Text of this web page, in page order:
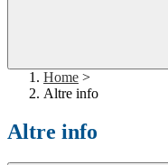
Home >
Altre info
Altre info